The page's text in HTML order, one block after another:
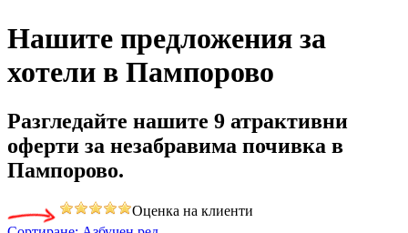
Нашите предложения за
хотели в Пампорово
Разгледайте нашите 9 атрактивни
оферти за незабравима почивка в
Пампорово.
Оценка на клиенти